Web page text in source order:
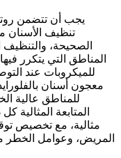
يجب أن تتضمن
تنظيف الأسنان
الصحيحة، والتنظيف
المناطق التي يتكرر
للميكروبات عند
معجون أسنان
للمناطق عالية
مثالية، مع تخصيص
المريض، وعوامل الخطر